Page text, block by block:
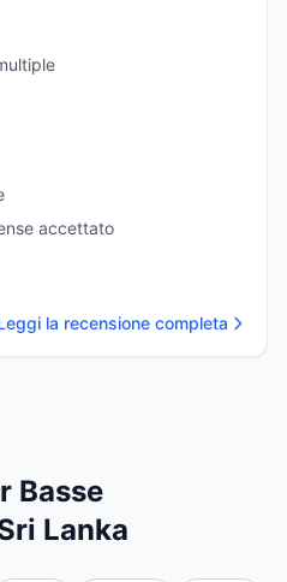
accettato
la recensione completa
Basse
Lanka